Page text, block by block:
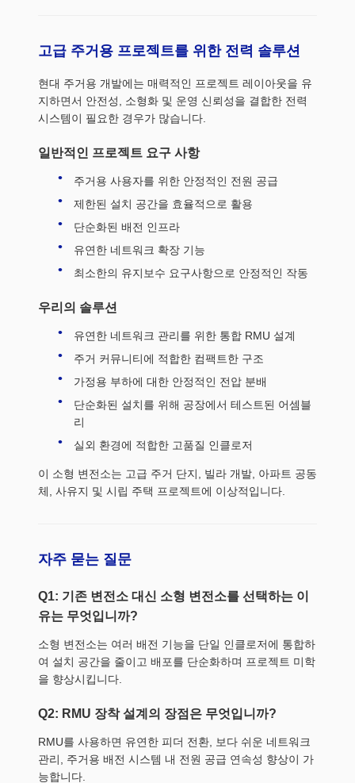
고급 주거용 프로젝트를 위한 전력 솔루션
현대 주거용 개발에는 매력적인 프로젝트 레이아웃을 유
지하면서 안전성, 소형화 및 운영 신뢰성을 결합한 전력
시스템이 필요한 경우가 많습니다.
일반적인 프로젝트 요구 사항
주거용 사용자를 위한 안정적인 전원 공급
제한된 설치 공간을 효율적으로 활용
단순화된 배전 인프라
유연한 네트워크 확장 기능
최소한의 유지보수 요구사항으로 안정적인 작동
우리의 솔루션
유연한 네트워크 관리를 위한 통합 RMU 설계
주거 커뮤니티에 적합한 컴팩트한 구조
가정용 부하에 대한 안정적인 전압 분배
단순화된 설치를 위해 공장에서 테스트된 어셈블
리
실외 환경에 적합한 고품질 인클로저
이 소형 변전소는 고급 주거 단지, 빌라 개발, 아파트 공동
체, 사유지 및 시립 주택 프로젝트에 이상적입니다.
자주 묻는 질문
Q1: 기존 변전소 대신 소형 변전소를 선택하는 이
유는 무엇입니까?
소형 변전소는 여러 배전 기능을 단일 인클로저에 통합하
여 설치 공간을 줄이고 배포를 단순화하며 프로젝트 미학
을 향상시킵니다.
Q2: RMU 장착 설계의 장점은 무엇입니까?
RMU를 사용하면 유연한 피더 전환, 보다 쉬운 네트워크
관리, 주거용 배전 시스템 내 전원 공급 연속성 향상이 가
능합니다.